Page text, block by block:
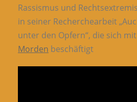
Rassismus und
in seiner Recherchearbeit
unter den Opfern“, die sich
Morden beschäftigt